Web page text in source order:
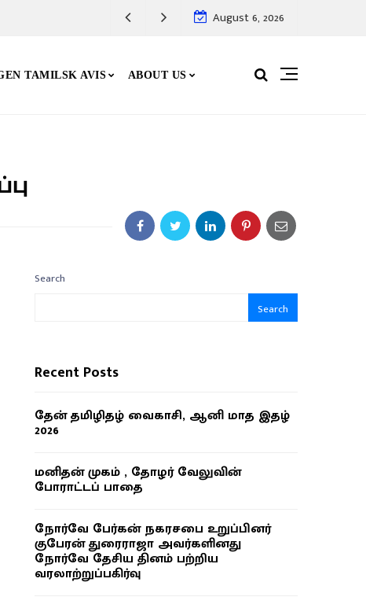
August 6, 2026
TAMILSK AVIS ABOUT US
Search
Search
Recent Posts
தேன் தமிழிதழ் வைகாசி, ஆனி மாத இதழ்
2026
மனிதன் முகம் , தோழர் வேலுவின்
போராட்டப் பாதை
நோர்வே பேர்கன் நகரசபை உறுப்பினர்
குபேரன் துரைராஜா அவர்களினது
நோர்வே தேசிய தினம் பற்றிய
வரலாற்றுப்பகிர்வு